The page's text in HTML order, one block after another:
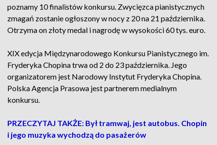
poznamy 10 finalistów konkursu. Zwycięzca pianistycznych
zmagań zostanie ogłoszony w nocy z 20 na 21 października.
Otrzyma on złoty medal i nagrodę w wysokości 60 tys. euro.
XIX edycja Międzynarodowego Konkursu Pianistycznego im.
Fryderyka Chopina trwa od 2 do 23 października. Jego
organizatorem jest Narodowy Instytut Fryderyka Chopina.
Polska Agencja Prasowa jest partnerem medialnym
konkursu.
PRZECZYTAJ TAKŻE: Był tramwaj, jest autobus. Chopin
i jego muzyka wychodzą do pasażerów